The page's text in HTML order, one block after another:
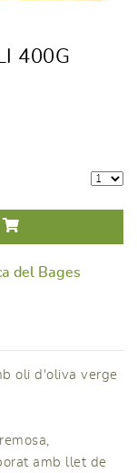
400G
del Bages
oli d'oliva verge
amb llet de